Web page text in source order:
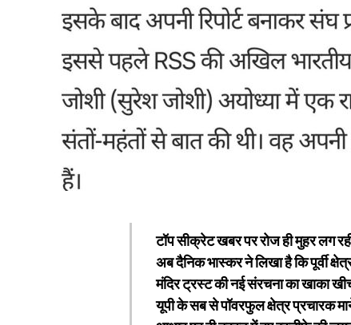
टॉप सीक्रेट खबर पर रोज ही मुहर लग
अब दैनिक भास्कर ने लिखा है कि पूर्वी
मंदिर ट्रस्ट की नई संरचना का खाका
यूपी के सब से पॉवरफुल क्षेत्र प्रचारक